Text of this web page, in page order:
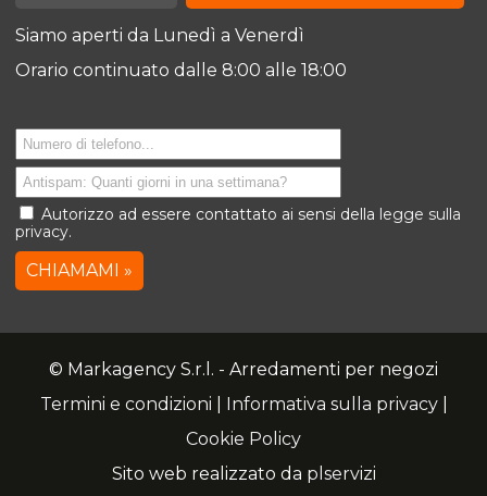
Siamo aperti da Lunedì a Venerdì
Orario continuato dalle 8:00 alle 18:00
Autorizzo ad essere contattato ai sensi della legge sulla
privacy.
CHIAMAMI »
© Markagency S.r.l. - Arredamenti per negozi
Termini e condizioni
Informativa sulla privacy|
Cookie Policy
Sito web realizzato da plservizi